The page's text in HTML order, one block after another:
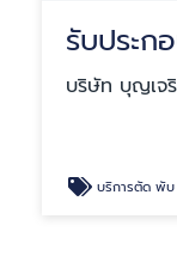
รับประก
บริษัท บุญเจ
บริการตัด พับ ม้วน ปร